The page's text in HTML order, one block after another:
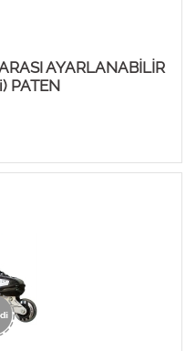
AYARLANABİLİR
PATEN